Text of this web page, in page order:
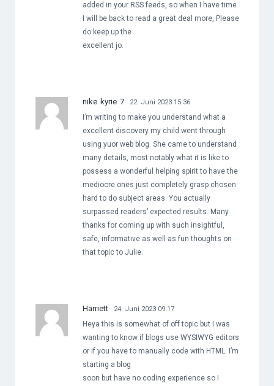
added in your RSS feeds, so when I have time
I will be back to read a great deal more, Please
do keep up the
excellent jo.
nike kyrie 7 22. Juni 2023 15:36
I’m writing to make you understand what a
excellent discovery my child went through
using yuor web blog. She came to understand
many details, most notably what it is like to
possess a wonderful helping spirit to have the
mediocre ones just completely grasp chosen
hard to do subject areas. You actually
surpassed readers’ expected results. Many
thanks for coming up with such insightful,
safe, informative as well as fun thoughts on
that topic to Julie.
Harriett 24. Juni 2023 09:17
Heya this is somewhat of off topic but I was
wanting to know if blogs use WYSIWYG editors
or if you have to manually code with HTML. I’m
starting a blog
soon but have no coding experience so I